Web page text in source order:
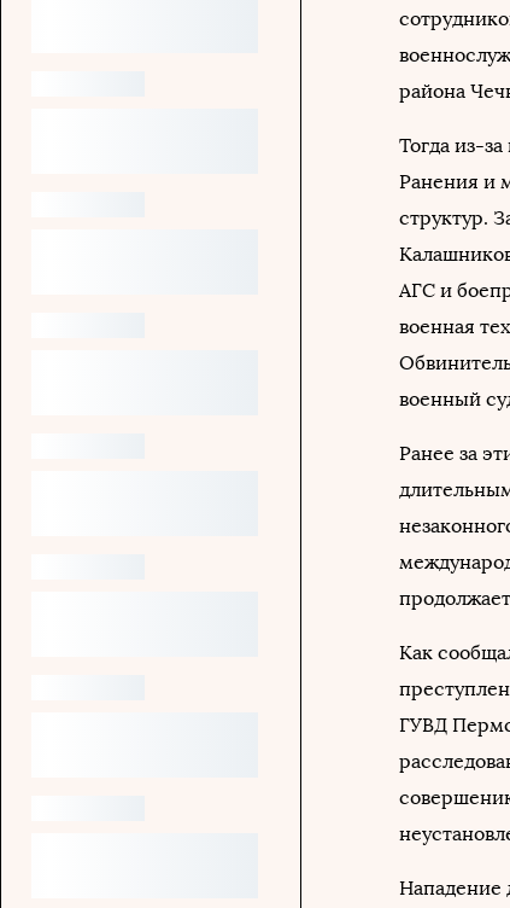
района
Тогда из-
Ранения и
структур.
АГС и
военная
военный
Ранее за
Как
ГУВД
Нападение